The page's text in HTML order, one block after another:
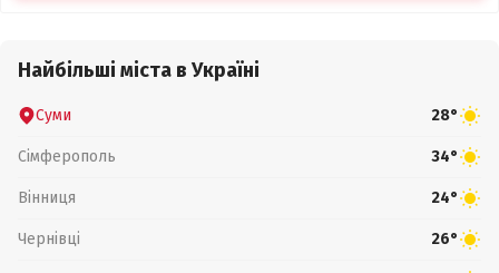
Найбільші міста в Україні
Суми 28°
Сімферополь 34°
Вінниця 24°
Чернівці 26°